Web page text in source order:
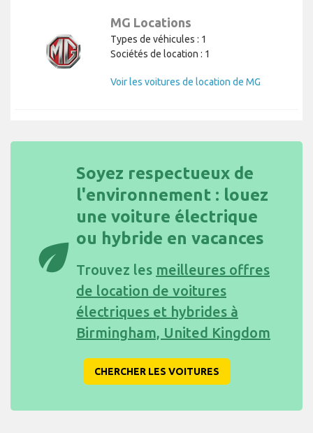
MG Locations
Types de véhicules : 1
Sociétés de location : 1
Voir les voitures de location de MG
eco
Soyez respectueux de
l'environnement : louez
une voiture électrique
ou hybride en vacances
Trouvez les meilleures offres
de location de voitures
électriques et hybrides à
Birmingham, United Kingdom
CHERCHER LES VOITURES